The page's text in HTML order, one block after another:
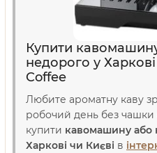
Купити
недорого у
Coffee
Любите ароматну каву
робочий день без чашки
купити кавомашину або
Харкові чи Києві в